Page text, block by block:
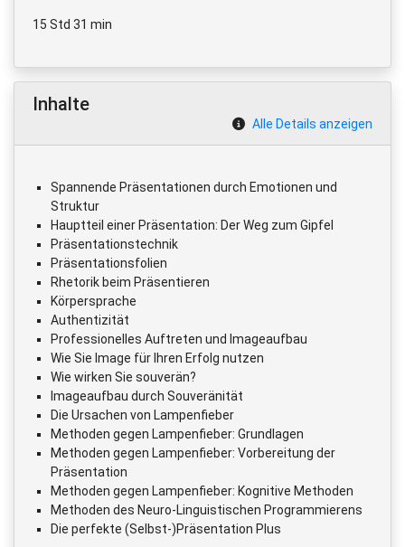
15 Std 31 min
Inhalte
Alle Details anzeigen
Spannende Präsentationen durch Emotionen und
Struktur
Hauptteil einer Präsentation: Der Weg zum Gipfel
Präsentationstechnik
Präsentationsfolien
Rhetorik beim Präsentieren
Körpersprache
Authentizität
Professionelles Auftreten und Imageaufbau
Wie Sie Image für Ihren Erfolg nutzen
Wie wirken Sie souverän?
Imageaufbau durch Souveränität
Die Ursachen von Lampenfieber
Methoden gegen Lampenfieber: Grundlagen
Methoden gegen Lampenfieber: Vorbereitung der
Präsentation
Methoden gegen Lampenfieber: Kognitive Methoden
Methoden des Neuro-Linguistischen Programmierens
Die perfekte (Selbst-)Präsentation Plus